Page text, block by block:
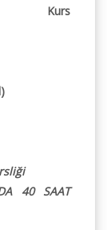
Kurs
40 SAAT